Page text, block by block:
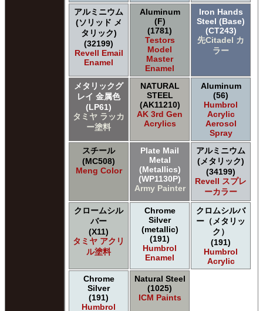
アルミニウム
(ソリッド メ
タリック)
(32199)
Revell Email
Enamel
Aluminum
(F)
(1781)
Testors
Model
Master
Enamel
Iron Hands
Steel (Base)
(CT243)
先Citadel カ
ラー
メタリックグ
レイ 金属色
(LP61)
タミヤ ラッカ
ー塗料
NATURAL
STEEL
(AK11210)
AK 3rd Gen
Acrylics
Aluminum
(56)
Humbrol
Acrylic
Aerosol
Spray
スチール
(MC508)
Meng Color
Plate Mail
Metal
(Metallics)
(WP1130P)
Army Painter
アルミニウム
(メタリック)
(34199)
Revell スプレ
ーカラー
クロームシル
バー
(X11)
タミヤ アクリ
ル塗料
Chrome
Silver
(metallic)
(191)
Humbrol
Enamel
クロムシルバ
ー（メタリッ
ク）
(191)
Humbrol
Acrylic
Chrome
Silver
(191)
Humbrol
Natural Steel
(1025)
ICM Paints